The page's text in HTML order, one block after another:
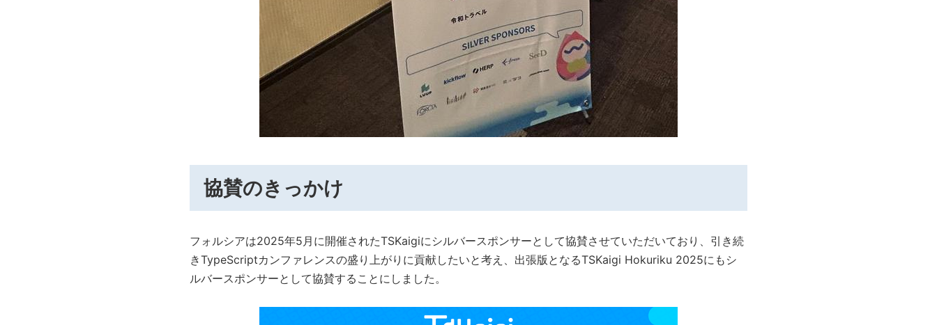
協賛のきっかけ
フォルシアは2025年5月に開催されたTSKaigiにシルバースポンサーとして協賛させていただいており、引き続
きTypeScriptカンファレンスの盛り上がりに貢献したいと考え、出張版となるTSKaigi Hokuriku 2025にもシ
ルバースポンサーとして協賛することにしました。